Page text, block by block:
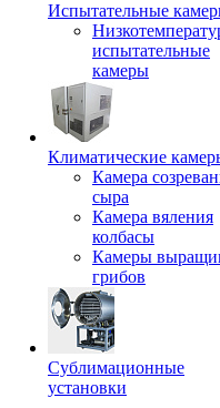
Испытательные
испытательные
камеры
Климатические
Камера
сыра
Камера вяления
колбасы
Камеры
грибов
Сублимационные
установки